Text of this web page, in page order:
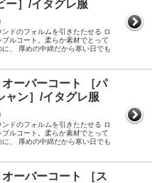
ー］/イタグレ服
ドのフォルムを引きたたせる ロ
ルコート。柔らか素材でとって
に、 厚めの中綿だから寒い日でも
オーバーコート ［パ
ャン］/イタグレ服
ドのフォルムを引きたたせる ロ
ルコート。柔らか素材でとって
に、 厚めの中綿だから寒い日でも
ーバーコート ［ス